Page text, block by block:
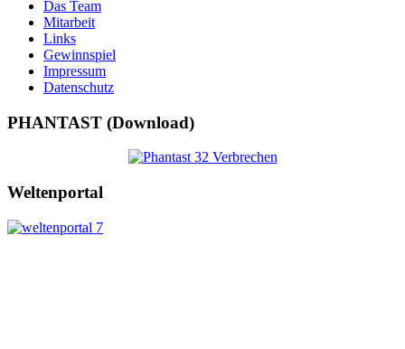
Das Team
Mitarbeit
Links
Gewinnspiel
Impressum
Datenschutz
PHANTAST (Download)
Weltenportal